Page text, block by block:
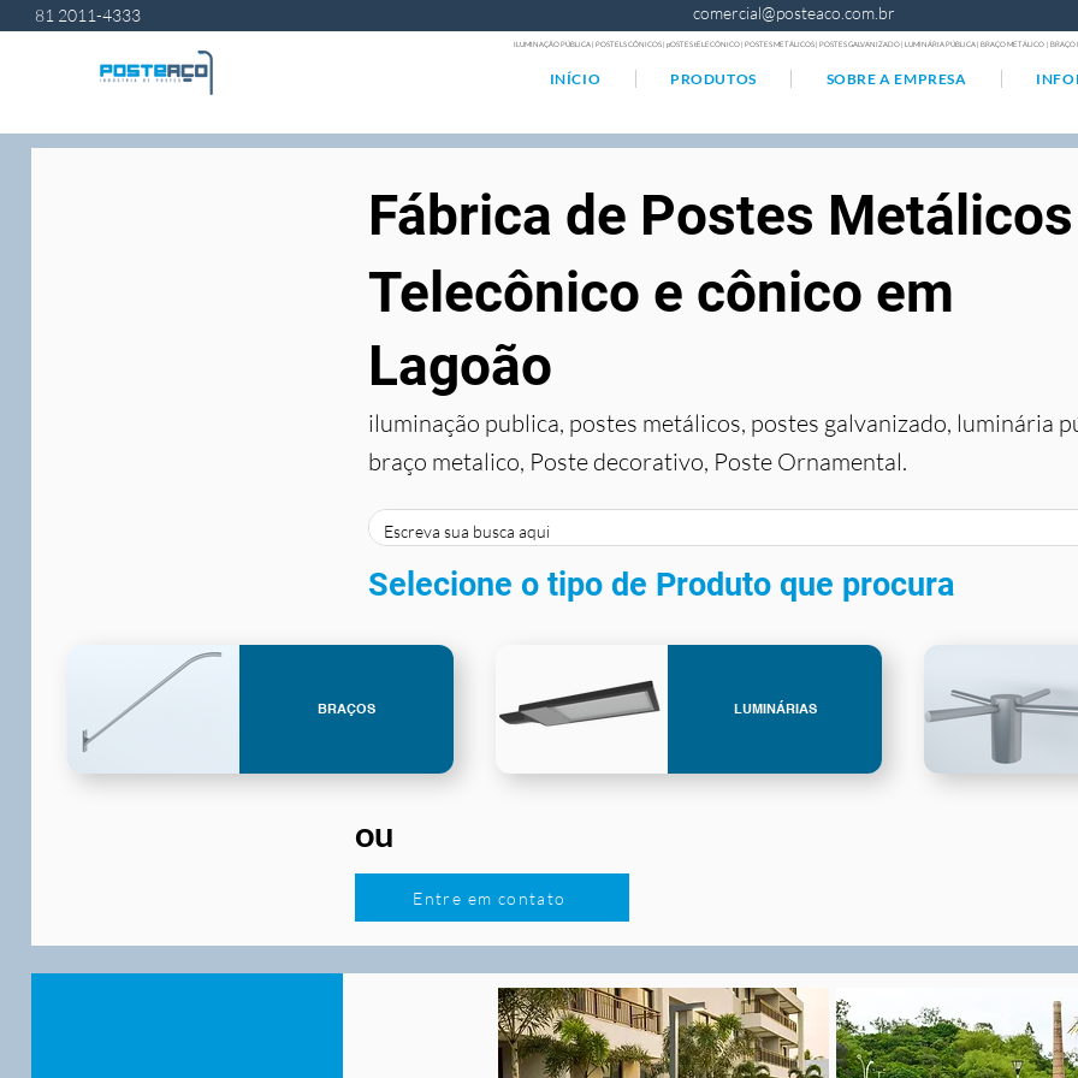
81 2011-4333 comercial@posteaco.com.br
ILUMINAÇÃO PÚBLICA | POSTELS CÔNICOS | pOSTES tELECÔNICO | POSTES METÁLICOS | POSTES GALVANIZADO | LUMINÁRIA PÚBLICA | BRAÇO METÁLICO |
INÍCIO PRODUTOS SOBRE A EMPRESA
Lagoão
Fábrica de Postes Metálicos
Telecônico e cônico em
iluminação publica, postes metálicos, postes galvanizado, luminária
braço metalico, Poste decorativo, Poste Ornamental.
Selecione o tipo de Produto que procura
BRAÇOS LUMINÁRIAS
ou
Entre em contato